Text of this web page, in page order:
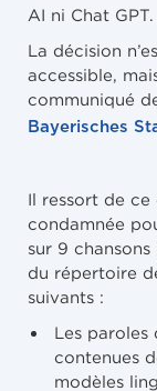
AI ni Chat GPT.
La décision
accessible,
communiqué
Bayerisches
Il ressort de ce
condamnée
sur 9
du répertoire
suivants :
Les paroles
contenues
modèles